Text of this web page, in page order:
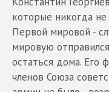
которые никогда
Первой мировой -
мировую
остаться дома. Его
членов Союза